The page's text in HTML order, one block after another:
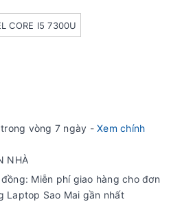
CORE I5 7300U
vòng 7 ngày - Xem chính
NHÀ
Miễn phí giao hàng cho đơn
Laptop Sao Mai gần nhất